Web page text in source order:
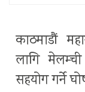
काठमाडौं
लागि
सहयोग गर्ने